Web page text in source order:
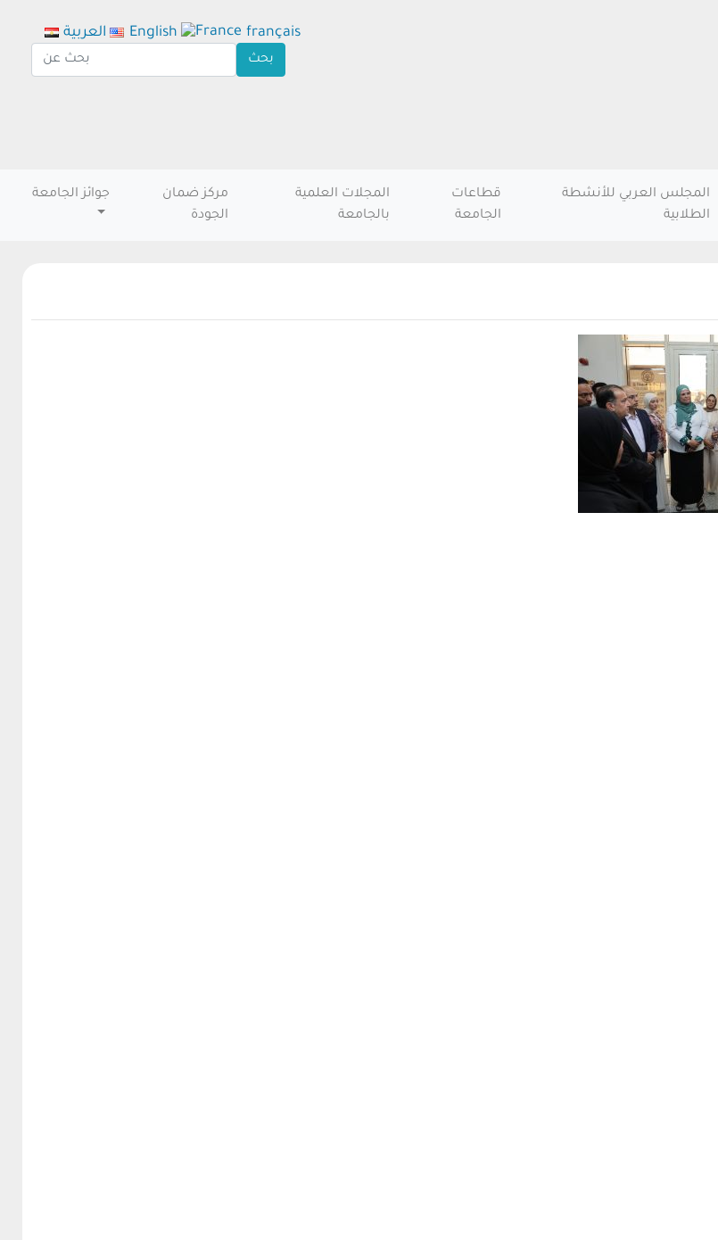
المجلس العربي للأنشطة
الطلابية
قطاعات
الجامعة
المجلات العلمية
بالجامعة
مركز ضمان
الجودة
جوائز الجامعة
العربية English français